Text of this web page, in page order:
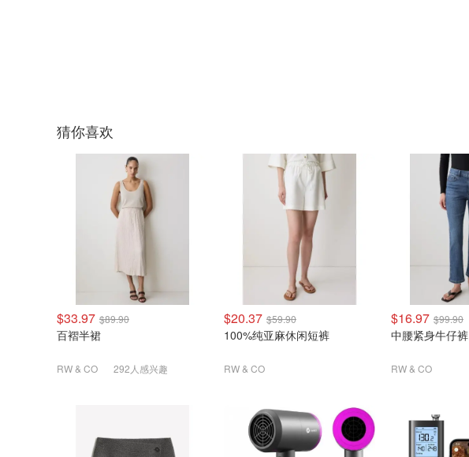
猜你喜欢
$33.97 $89.90
百褶半裙
RW & CO 292人感兴趣
$20.37 $59.90
100%纯亚麻休闲短裤
RW & CO
$16.97 $99.90
中腰紧身牛仔裤
RW & CO